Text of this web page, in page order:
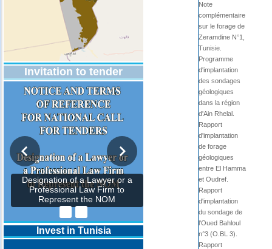
Invitation to tender
Designation of a Lawyer or a
Professional Law Firm to
Represent the NOM
Invest in Tunisia
Note
complémentaire
sur le forage de
Zeramdine N°1,
Tunisie.
Programme
d'implantation
des sondages
géologiques
dans la région
d'Ain Rhelal.
Rapport
d'implantation
de forage
géologiques
entre El Hamma
et Oudref.
Rapport
d'implantation
du sondage de
l'Oued Bahloul
n°3 (O.BL 3).
Rapport